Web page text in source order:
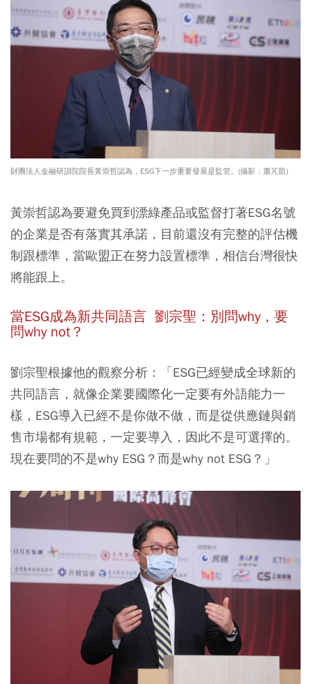
財團法人金融研訓院院長黃崇哲認為，ESG下一步重要發展是監管。(攝影：蕭芃凱)
黃崇哲認為要避免買到漂綠產品或監督打著ESG名號
的企業是否有落實其承諾，目前還沒有完整的評估機
制跟標準， 當歐盟正在努力設置標準，相信台灣很快
將能跟上。
當ESG成為新共同語言 劉宗聖：別問why，要
問why not？
劉宗聖根據他的觀察分析：「ESG已經變成全球新的
共同語言，就像企業要國際化一定要有外語能力一
樣， ESG導入已經不是你做不做，而是從供應鏈與銷
售市場都有規範，一定要導入，因此不是可選擇的。
現在要問的不是why ESG？而是why not ESG？ 」